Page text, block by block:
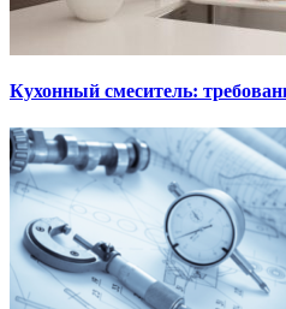
Кухонный смеситель: